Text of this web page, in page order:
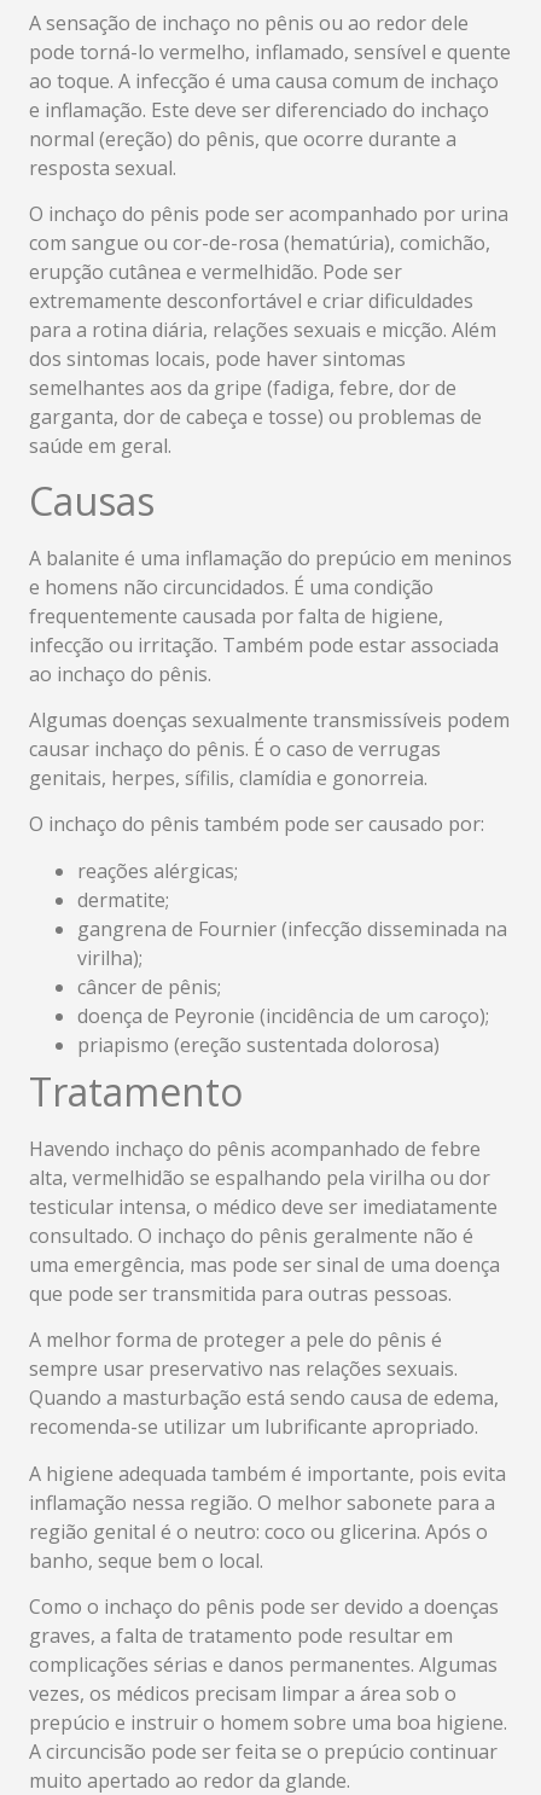
A sensação de inchaço no pênis ou ao redor dele
pode torná-lo vermelho, inflamado, sensível e quente
ao toque. A infecção é uma causa comum de inchaço
e inflamação. Este deve ser diferenciado do inchaço
normal (ereção) do pênis, que ocorre durante a
resposta sexual.
O inchaço do pênis pode ser acompanhado por urina
com sangue ou cor-de-rosa (hematúria), comichão,
erupção cutânea e vermelhidão. Pode ser
extremamente desconfortável e criar dificuldades
para a rotina diária, relações sexuais e micção. Além
dos sintomas locais, pode haver sintomas
semelhantes aos da gripe (fadiga, febre, dor de
garganta, dor de cabeça e tosse) ou problemas de
saúde em geral.
Causas
A balanite é uma inflamação do prepúcio em meninos
e homens não circuncidados. É uma condição
frequentemente causada por falta de higiene,
infecção ou irritação. Também pode estar associada
ao inchaço do pênis.
Algumas doenças sexualmente transmissíveis podem
causar inchaço do pênis. É o caso de verrugas
genitais, herpes, sífilis, clamídia e gonorreia.
O inchaço do pênis também pode ser causado por:
reações alérgicas;
dermatite;
gangrena de Fournier (infecção disseminada na
virilha);
câncer de pênis;
doença de Peyronie (incidência de um caroço);
priapismo (ereção sustentada dolorosa)
Tratamento
Havendo inchaço do pênis acompanhado de febre
alta, vermelhidão se espalhando pela virilha ou dor
testicular intensa, o médico deve ser imediatamente
consultado. O inchaço do pênis geralmente não é
uma emergência, mas pode ser sinal de uma doença
que pode ser transmitida para outras pessoas.
A melhor forma de proteger a pele do pênis é
sempre usar preservativo nas relações sexuais.
Quando a masturbação está sendo causa de edema,
recomenda-se utilizar um lubrificante apropriado.
A higiene adequada também é importante, pois evita
inflamação nessa região. O melhor sabonete para a
região genital é o neutro: coco ou glicerina. Após o
banho, seque bem o local.
Como o inchaço do pênis pode ser devido a doenças
graves, a falta de tratamento pode resultar em
complicações sérias e danos permanentes. Algumas
vezes, os médicos precisam limpar a área sob o
prepúcio e instruir o homem sobre uma boa higiene.
A circuncisão pode ser feita se o prepúcio continuar
muito apertado ao redor da glande.